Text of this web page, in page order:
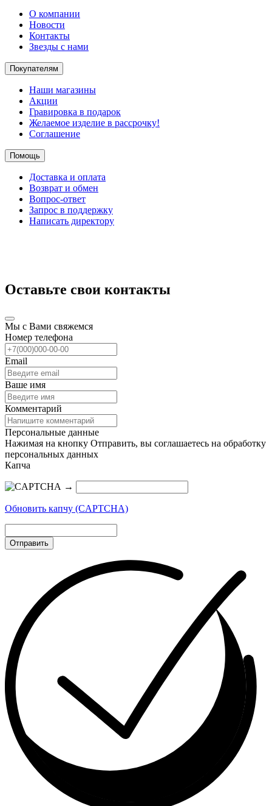
О компании
Новости
Контакты
Звезды с нами
Покупателям
Наши магазины
Акции
Гравировка в подарок
Желаемое изделие в рассрочку!
Соглашение
Помощь
Доставка и оплата
Возврат и обмен
Вопрос-ответ
Запрос в поддержку
Написать директору
Оставьте свои контакты
Мы с Вами свяжемся
Номер телефона
Email
Ваше имя
Комментарий
Персональные данные
Нажимая на кнопку Отправить, вы соглашаетесь на обработку
персональных данных
Капча
→
Обновить капчу (CAPTCHA)
Отправить